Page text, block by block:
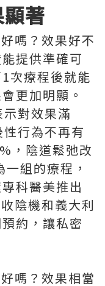
著
嗎？效果好不
提供準確可
次療程後就能
更加明顯。
對效果滿
行為不再有
，陰道鬆弛改
組的療程，
科醫美推出
陰機和義大利
約，讓私密
嗎？效果相當